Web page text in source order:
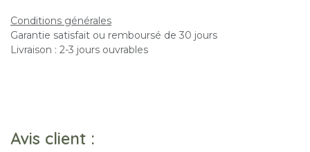
Conditions générales
Garantie satisfait ou remboursé de 30 jours
Livraison : 2-3 jours ouvrables
Avis client :